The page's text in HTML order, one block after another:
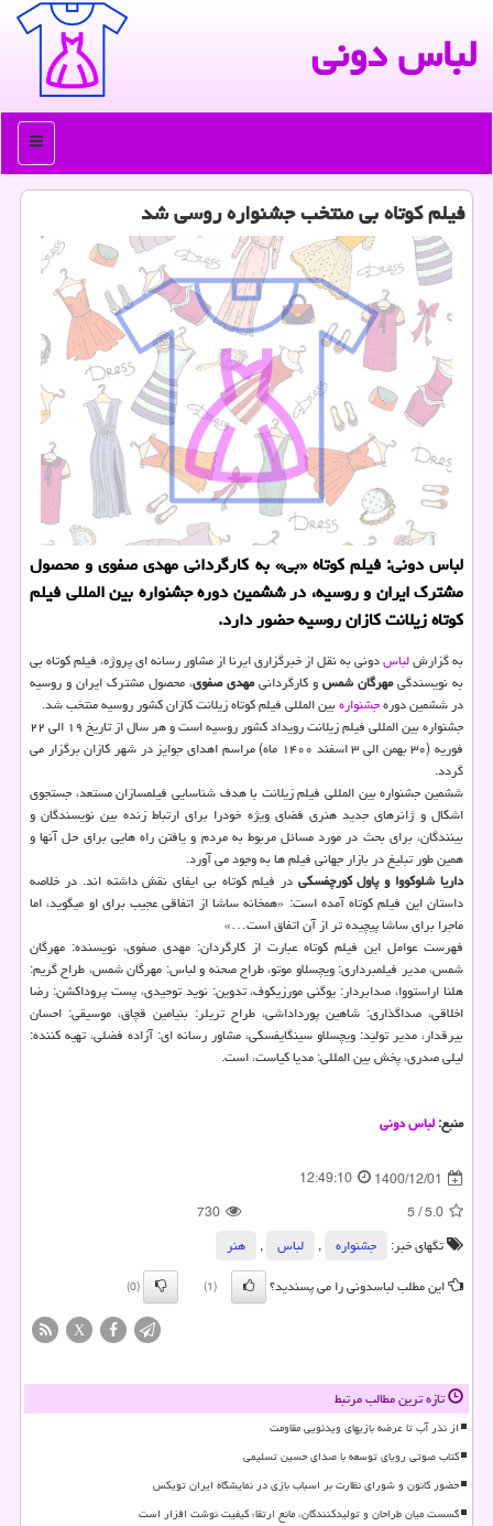
لباس دونی
منو
فیلم کوتاه بی منتخب جشنواره روسی شد
لباس دونی: فیلم کوتاه «بی» به کارگردانی مهدی صفوی و محصول
مشترک ایران و روسیه، در ششمین دوره جشنواره بین المللی فیلم
کوتاه زیلانت کازان روسیه حضور دارد.
به گزارشلباسدونی به نقل از خبرگزاری ایرنا از مشاور رسانه ای پروژه، فیلم کوتاه بی
به نویسندگیمهرگان شمسو کارگردانیمهدی صفوی، محصول مشترک ایران و روسیه
در ششمین دورهجشنوارهبین المللی فیلم کوتاه زیلانت کازان کشور روسیه منتخب شد.
جشنواره بین المللی فیلم زیلانت رویداد کشور روسیه است و هر سال از تاریخ ۱۹ الی ۲۲
فوریه (۳۰ بهمن الی ۳ اسفند ۱۴۰۰ ماه) مراسم اهدای جوایز در شهر کازان برگزار می
گردد.
ششمین جشنواره بین المللی فیلم زیلانت با هدف شناسایی فیلمسازان مستعد، جستجوی
اشکال و ژانرهای جدید هنری فضای ویژه خودرا برای ارتباط زنده بین نویسندگان و
بینندگان، برای بحث در مورد مسائل مربوط به مردم و یافتن راه هایی برای حل آنها و
همین طور تبلیغ در بازار جهانی فیلم ها به وجود می آورد.
داریا شلوکووا و پاول کورچفسکی در فیلم کوتاه بی ایفای نقش داشته اند. در خلاصه
داستان این فیلم کوتاه آمده است: «همخانه ساشا از اتفاقی عجیب برای او میگوید، اما
ماجرا برای ساشا پیچیده تر از آن اتفاق است…»
فهرست عوامل این فیلم کوتاه عبارت از کارگردان: مهدی صفوی، نویسنده: مهرگان
شمس، مدیر فیلمبرداری: ویچسلاو موتو، طراح صحنه و لباس: مهرگان شمس، طراح گریم:
هلنا اراستووا، صدابردار: یوگنی مورزیکوف، تدوین: نوید توحیدی، پست پروداکشن: رضا
اخلاقی، صداگذاری: شاهین پورداداشی، طراح تریلر: بنیامین قچاق، موسیقی: احسان
بیرقدار، مدیر تولید: ویچسلاو سینگایفسکی، مشاور رسانه ای: آزاده فضلی، تهیه کننده:
لیلی صدری، پخش بین المللی: مدیا کیاست، است.
منبع:لباس دونی
1400/12/01
12:49:10
5.0
/
5
730
تگهای خبر:
جشنواره , لباس ,
هنر
این مطلب لباسدونی را می پسندید؟
(1)
(0)
X
تازه ترین مطالب مرتبط
از نذر آب تا عرضه بازیهای ویدئویی مقاومت
کتاب صوتی رویای توسعه با صدای حسین تسلیمی
حضور کانون و شورای نظارت بر اسباب بازی در نمایشگاه ایران تویکس
گسست میان طراحان و تولیدکنندگان، مانع ارتقاء کیفیت نوشت افزار است